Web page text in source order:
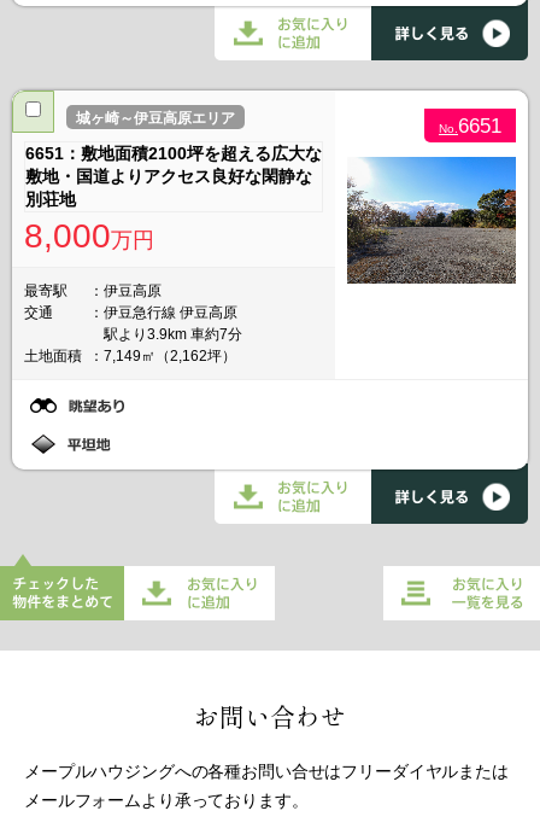
No. 6651
城ヶ崎～伊豆高原エリア
6651：敷地面積2100坪を超える広大な
敷地・国道よりアクセス良好な閑静な
別荘地
8,000万円
最寄駅
伊豆高原
交通
伊豆急行線 伊豆高原
駅より3.9km 車約7分
土地面積
7,149㎡（2,162坪）
お問い合わせ
メープルハウジングへの各種お問い合せはフリーダイヤルまたは
メールフォームより承っております。